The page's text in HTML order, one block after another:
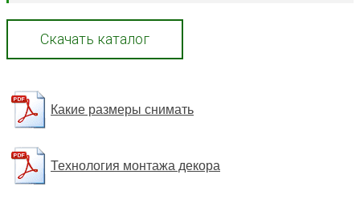
Скачать каталог
Какие размеры снимать
Технология монтажа декора